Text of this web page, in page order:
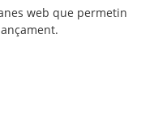
web que permetin